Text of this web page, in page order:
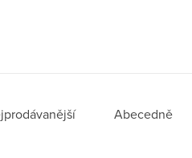
Abecedně